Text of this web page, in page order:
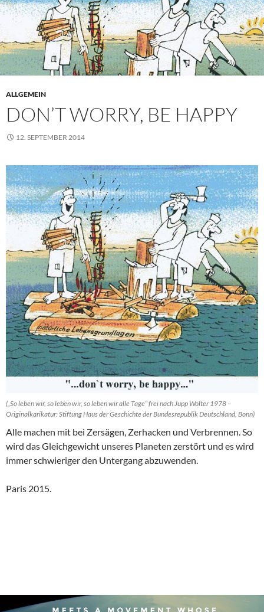
ALLGEMEIN
DON’T WORRY, BE HAPPY
12. SEPTEMBER 2014
(„So leben wir, so leben wir, so leben wir alle Tage“ frei nach Jupp Wolter 1978 –
Originalkarikatur: Stiftung Haus der Geschichte der Bundesrepublik Deutschland, Bonn)
Alle machen mit bei Zersägen, Zerhacken und Verbrennen. So
wird das Gleichgewicht unseres Planeten zerstört und es wird
immer schwieriger den Untergang abzuwenden.
Paris 2015.